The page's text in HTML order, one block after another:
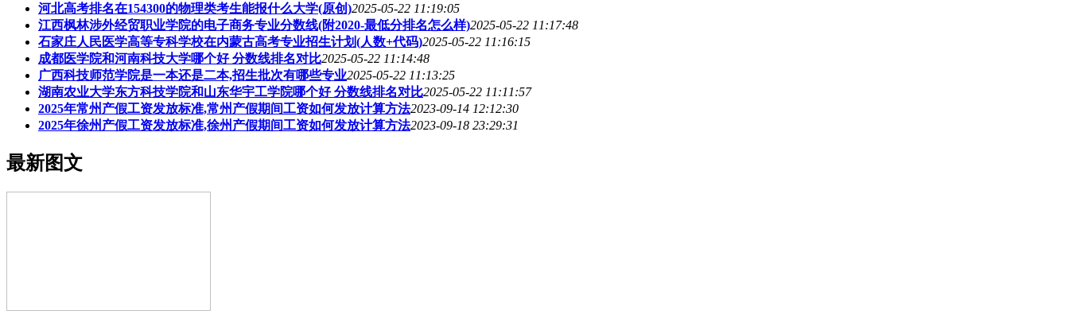
河北高考排名在154300的物理类考生能报什么大学(原创)2025-05-22 11:19:05
江西枫林涉外经贸职业学院的电子商务专业分数线(附2020-最低分排名怎么样)2025-05-22 11:17:48
石家庄人民医学高等专科学校在内蒙古高考专业招生计划(人数+代码)2025-05-22 11:16:15
成都医学院和河南科技大学哪个好 分数线排名对比2025-05-22 11:14:48
广西科技师范学院是一本还是二本,招生批次有哪些专业2025-05-22 11:13:25
湖南农业大学东方科技学院和山东华宇工学院哪个好 分数线排名对比2025-05-22 11:11:57
2025年常州产假工资发放标准,常州产假期间工资如何发放计算方法2023-09-14 12:12:30
2025年徐州产假工资发放标准,徐州产假期间工资如何发放计算方法2023-09-18 23:29:31
最新图文